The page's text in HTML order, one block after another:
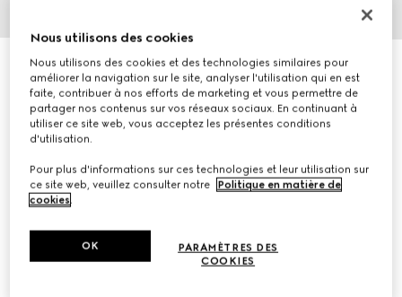
Étui à champagne Gucci Savoy grande taille
CHF 22,540
Nous utilisons des cookies
Nous utilisons des cookies et des technologies similaires pour
améliorer la navigation sur le site, analyser l'utilisation qui en est
faite, contribuer à nos efforts de marketing et vous permettre de
partager nos contenus sur vos réseaux sociaux. En continuant à
utiliser ce site web, vous acceptez les présentes conditions
d'utilisation.
Pour plus d'informations sur ces technologies et leur utilisation sur
ce site web, veuillez consulter notre
Politique en matière de
cookies.
PARAMÈTRES DES
COOKIES
OK